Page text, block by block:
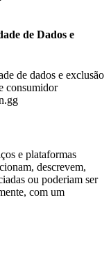
de Dados e
de dados e exclusão
consumidor
e plataformas
descrevem,
ou poderiam ser
com um